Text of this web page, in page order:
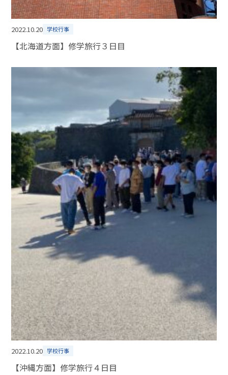
2022.10.20 学校行事
【北海道方面】修学旅行３日目
2022.10.20 学校行事
【沖縄方面】修学旅行４日目